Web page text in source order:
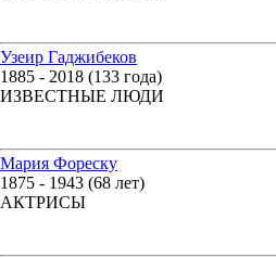
Узеир Гаджибеков
1885 - 2018 (133 года)
ИЗВЕСТНЫЕ ЛЮДИ
Мария Фореску
1875 - 1943 (68 лет)
АКТРИСЫ